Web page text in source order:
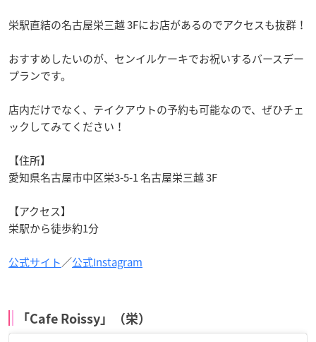
栄駅直結の名古屋栄三越 3Fにお店があるのでアクセスも抜群！
おすすめしたいのが、センイルケーキでお祝いするバースデー
プランです。
店内だけでなく、テイクアウトの予約も可能なので、ぜひチェ
ックしてみてください！
【住所】
愛知県名古屋市中区栄3-5-1 名古屋栄三越 3F
【アクセス】
栄駅から徒歩約1分
公式サイト／公式Instagram
「Cafe Roissy」（栄）